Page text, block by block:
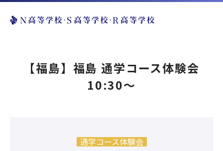
【福島】福島 通学コース体験会
10:30〜
通学コース体験会